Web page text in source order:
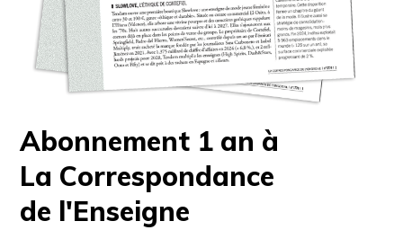
Abonnement 1 an à
La Correspondance
de l'Enseigne